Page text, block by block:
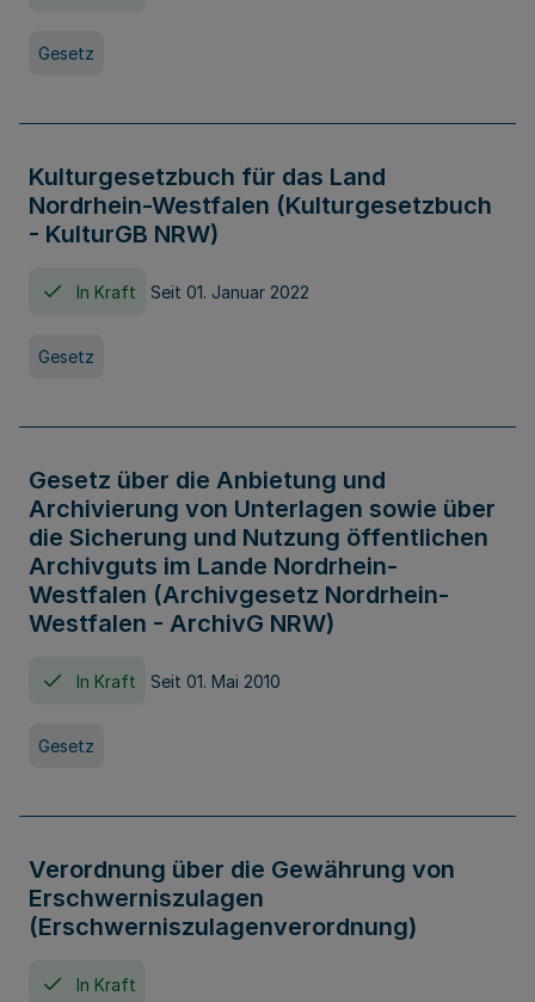
Gesetz
Kulturgesetzbuch für das Land
Nordrhein-Westfalen (Kulturgesetzbuch
- KulturGB NRW)
In Kraft Seit 01. Januar 2022
Gesetz
Gesetz über die Anbietung und
Archivierung von Unterlagen sowie über
die Sicherung und Nutzung öffentlichen
Archivguts im Lande Nordrhein-
Westfalen (Archivgesetz Nordrhein-
Westfalen - ArchivG NRW)
In Kraft Seit 01. Mai 2010
Gesetz
Verordnung über die Gewährung von
Erschwerniszulagen
(Erschwerniszulagenverordnung)
In Kraft